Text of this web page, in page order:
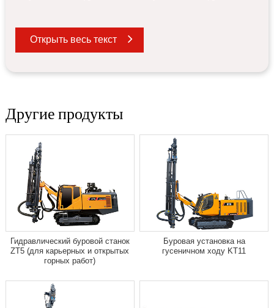
Открыть весь текст
Другие продукты
Гидравлический буровой станок
ZT5 (для карьерных и открытых
горных работ)
Буровая установка на
гусеничном ходу KT11